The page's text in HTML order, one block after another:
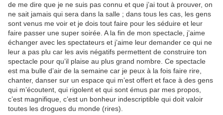
de me dire que je ne suis pas connu et que j’ai tout à prouver, on
ne sait jamais qui sera dans la salle ; dans tous les cas, les gens
sont venus me voir et je dois tout faire pour les séduire et leur
faire passer une super soirée. A la fin de mon spectacle, j’aime
échanger avec les spectateurs et j’aime leur demander ce qui ne
leur a pas plu car les avis négatifs permettent de construire ton
spectacle pour qu’il plaise au plus grand nombre. Ce spectacle
est ma bulle d’air de la semaine car je peux à la fois faire rire,
chanter, danser sur un espace qui m’est offert et face à des gens
qui m’écoutent, qui rigolent et qui sont émus par mes propos,
c’est magnifique, c’est un bonheur indescriptible qui doit valoir
toutes les drogues du monde (rires).